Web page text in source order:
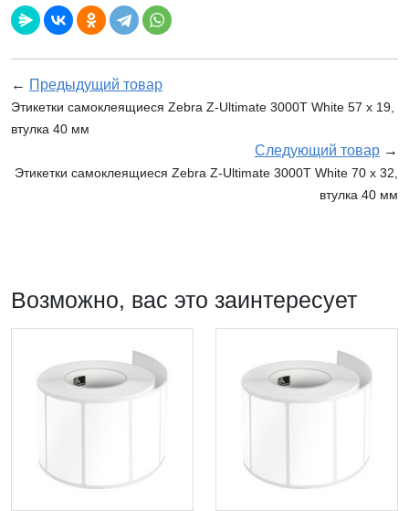
← Предыдущий товар
Этикетки самоклеящиеся Zebra Z-Ultimate 3000T White 57 x 19,
втулка 40 мм
Следующий товар →
Этикетки самоклеящиеся Zebra Z-Ultimate 3000T White 70 x 32,
втулка 40 мм
Возможно, вас это заинтересует